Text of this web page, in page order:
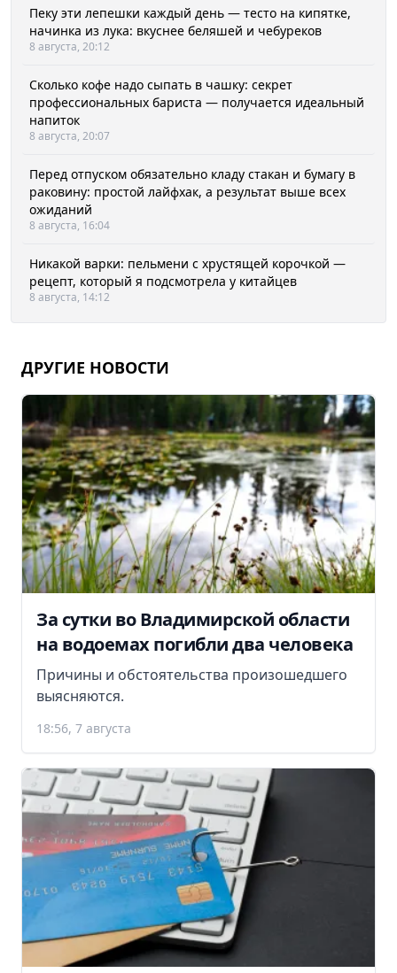
Пеку эти лепешки каждый день — тесто на кипятке,
начинка из лука: вкуснее беляшей и чебуреков
8 августа, 20:12
Сколько кофе надо сыпать в чашку: секрет
профессиональных бариста — получается идеальный
напиток
8 августа, 20:07
Перед отпуском обязательно кладу стакан и бумагу в
раковину: простой лайфхак, а результат выше всех
ожиданий
8 августа, 16:04
Никакой варки: пельмени с хрустящей корочкой —
рецепт, который я подсмотрела у китайцев
8 августа, 14:12
ДРУГИЕ НОВОСТИ
За сутки во Владимирской области
на водоемах погибли два человека
Причины и обстоятельства произошедшего
выясняются.
18:56, 7 августа